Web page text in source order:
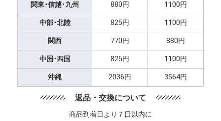
関東･信越･九州 880円 1100円
中部･北陸 825円 1100円
関西 770円 880円
中国･四国 825円 1100円
沖縄 2036円 3564円
返品・交換について
商品到着日より７日以内に